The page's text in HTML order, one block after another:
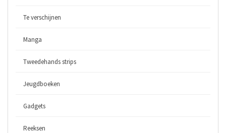
Te verschijnen
Manga
Tweedehands strips
Jeugdboeken
Gadgets
Reeksen